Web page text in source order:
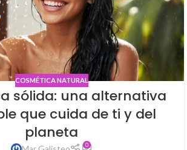
COSMÉTICA NATURAL
sólida: una alternativa
que cuida de ti y del
planeta
0